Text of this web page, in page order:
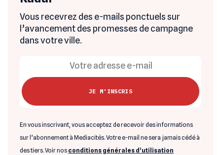
Vous recevrez des e-mails ponctuels sur
l’avancement des promesses de campagne
dans votre ville.
En vous inscrivant, vous acceptez de recevoir des informations
sur l’abonnement à Mediacités. Votre e-mail ne sera jamais cédé à
des tiers. Voir nos conditions générales d’utilisation